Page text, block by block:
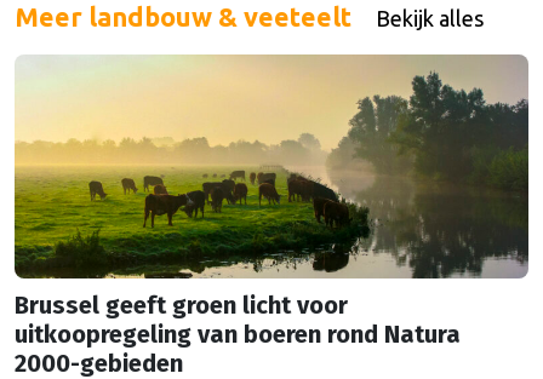
Meer landbouw & veeteelt Bekijk alles
Brussel geeft groen licht voor
uitkoopregeling van boeren rond Natura
2000-gebieden